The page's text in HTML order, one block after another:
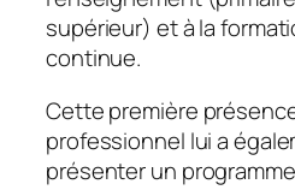
supérieur) et à la
continue.
Cette première
professionnel lui a
présenter un